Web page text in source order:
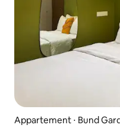
Appartement ⋅ Bund